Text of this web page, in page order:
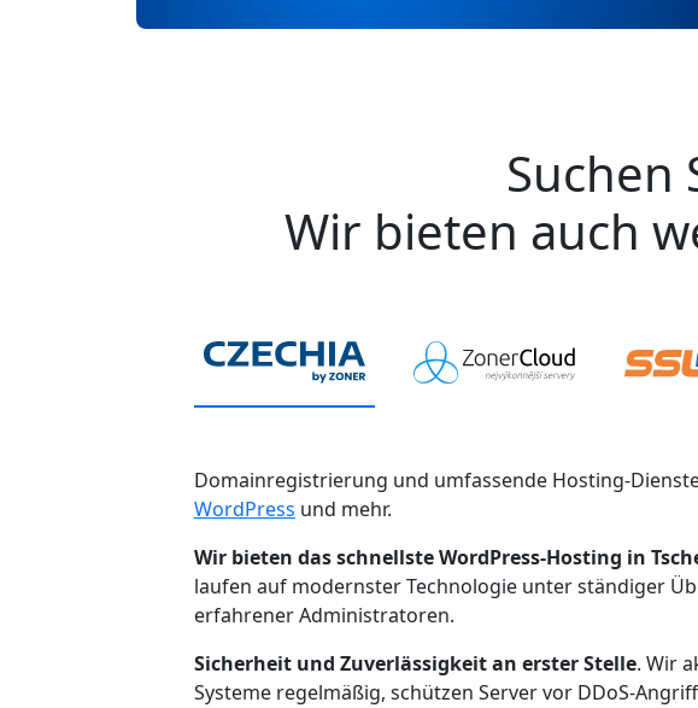
Suchen
Wir bieten auch
Domainregistrierung und umfassende Hosting-
WordPress und mehr.
Wir bieten das schnellste WordPress-Hosting in
laufen auf modernster Technologie unter ständiger
erfahrener Administratoren.
Sicherheit und Zuverlässigkeit an erster Stelle. Wir
Systeme regelmäßig, schützen Server vor DDoS-